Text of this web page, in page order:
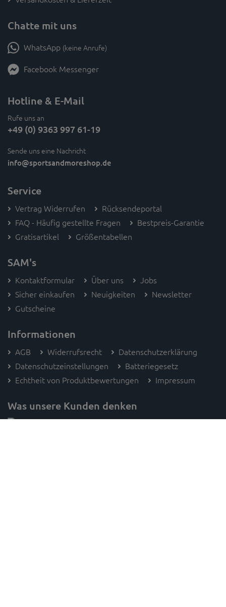
Chatte mit uns
WhatsApp (keine Anrufe)
Facebook Messenger
Hotline & E-Mail
Rufe uns an
+49 (0) 9363 997 61-19
Sende uns eine Nachricht
info@sportsandmoreshop.de
Service
Vertrag Widerrufen
Rücksendeportal
FAQ - Häufig gestellte Fragen
Bestpreis-Garantie
Gratisartikel
Größentabellen
SAM's
Kontaktformular Über uns
Jobs
Sicher einkaufen
Neuigkeiten
Newsletter
Gutscheine
Informationen
AGB Widerrufsrecht
Datenschutzerklärung
Datenschutzeinstellungen
Batteriegesetz
Echtheit von Produktbewertungen
Impressum
Was unsere Kunden denken